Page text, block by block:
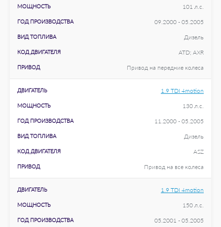
МОЩНОСТЬ 101 л.с.
ГОД ПРОИЗВОДСТВА 09.2000 - 05.2005
ВИД ТОПЛИВА Дизель
КОД ДВИГАТЕЛЯ ATD; AXR
ПРИВОД Привод на передние колеса
ДВИГАТЕЛЬ 1.9 TDI 4motion
МОЩНОСТЬ 130 л.с.
ГОД ПРОИЗВОДСТВА 11.2000 - 05.2005
ВИД ТОПЛИВА Дизель
КОД ДВИГАТЕЛЯ ASZ
ПРИВОД Привод на все колеса
ДВИГАТЕЛЬ 1.9 TDI 4motion
МОЩНОСТЬ 150 л.с.
ГОД ПРОИЗВОДСТВА 05.2001 - 05.2005